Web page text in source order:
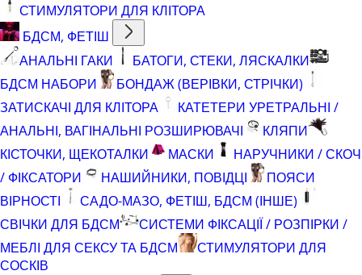
СТИМУЛЯТОРИ ДЛЯ КЛІТОРА
БДСМ, ФЕТІШ
АНАЛЬНІ ГАКИ
БАТОГИ, СТЕКИ, ЛЯСКАЛКИ
БДСМ НАБОРИ
БОНДАЖ (ВЕРІВКИ, СТРІЧКИ)
ЗАТИСКАЧІ ДЛЯ КЛІТОРА
КАТЕТЕРИ УРЕТРАЛЬНІ /
АНАЛЬНІ, ВАГІНАЛЬНІ РОЗШИРЮВАЧІ
КЛЯПИ
КІСТОЧКИ, ЩЕКОТАЛКИ
МАСКИ
НАРУЧНИКИ / СКОЧ
/ ФІКСАТОРИ
НАШИЙНИКИ, ПОВІДЦІ
ПОЯСИ
ВІРНОСТІ
САДО-МАЗО, ФЕТІШ, БДСМ (ІНШЕ)
СВІЧКИ ДЛЯ БДСМ
СИСТЕМИ ФІКСАЦІЇ / РОЗПІРКИ /
МЕБЛІ ДЛЯ СЕКСУ ТА БДСМ
СТИМУЛЯТОРИ ДЛЯ
СОСКІВ